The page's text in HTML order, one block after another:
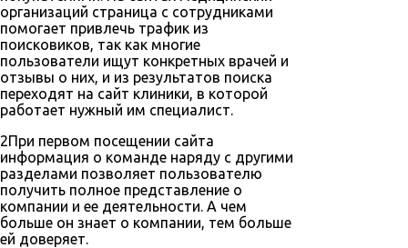
организаций страница с сотрудниками
помогает привлечь трафик из
поисковиков, так как многие
пользователи ищут конкретных врачей и
отзывы о них, и из результатов поиска
переходят на сайт клиники, в которой
работает нужный им специалист.
2При первом посещении сайта
информация о команде наряду с другими
разделами позволяет пользователю
получить полное представление о
компании и ее деятельности. А чем
больше он знает о компании, тем больше
ей доверяет.